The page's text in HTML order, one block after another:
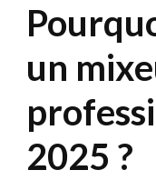
un
2025 ?